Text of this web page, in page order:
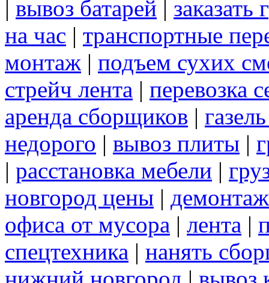
| вывоз батарей | заказать
на час | транспортные
монтаж | подъем сухих
стрейч лента | перевозка
аренда сборщиков |
недорого | вывоз плиты |
| расстановка мебели |
новгород цены | демонтаж
офиса от мусора | лента |
спецтехника | нанять